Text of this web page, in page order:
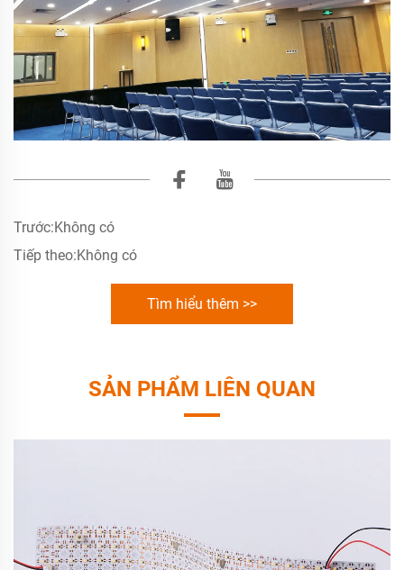
Trước:Không có
Tiếp theo:Không có
Tìm hiểu thêm >>
SẢN PHẨM LIÊN QUAN